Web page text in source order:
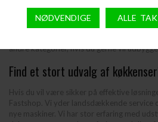
lave. Vores køkkenserier indeholder
forskellige prisklasser, så du nemt kan
andre kategorier, hvis du gerne vil
Find et stort udvalg af
Hvis du vil være sikker på effektive
Fastshop. Vi yder landsdækkende service
nye maskiner. Vi har stor erfaring med